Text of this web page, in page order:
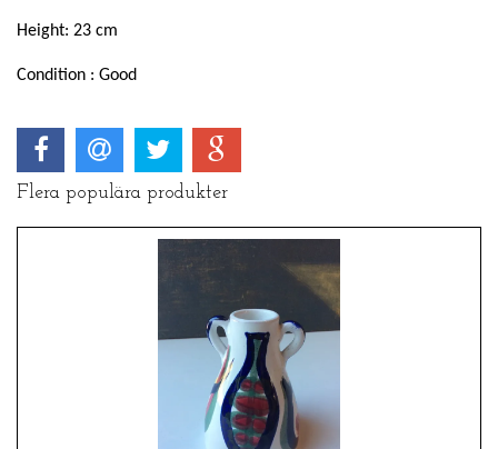
Height: 23 cm
Condition : Good
Flera populära produkter